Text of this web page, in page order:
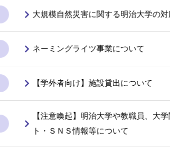
大規模自然災害に関する明治大学の
ネーミングライツ事業について
【学外者向け】施設貸出について
【注意喚起】明治大学や教職員、大
ト・ＳＮＳ情報等について